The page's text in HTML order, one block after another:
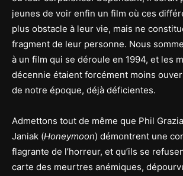
jeunes de voir enfin un film où ces
plus obstacle à leur vie, mais ne
fragment de leur personne. Nous
à un film qui se déroule en 1994, et les
décennie étaient forcément moins
de notre époque, déjà déficientes.
Admettons tout de même que Phil
Janiak (Honeymoon) démontrent une
flagrante de l’horreur, et qu’ils se
carte des meurtres anémiques,